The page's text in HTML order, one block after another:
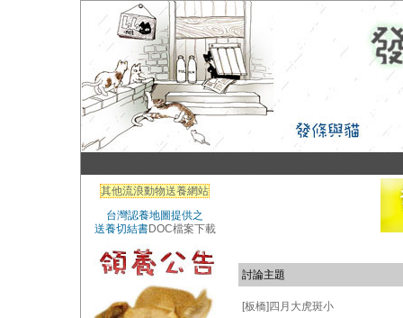
其他流浪動物送養網站
台灣認養地圖提供之
送養切結書DOC檔案下載
討論主題
[板橋]四月大虎斑小